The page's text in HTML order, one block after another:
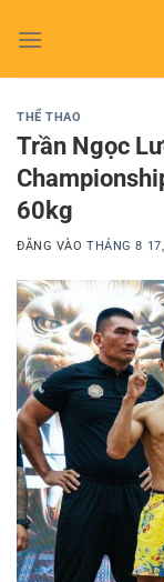
qua
THỂ THAO
Trần Ngọc
60kg
ĐĂNG VÀOTHÁNG 8